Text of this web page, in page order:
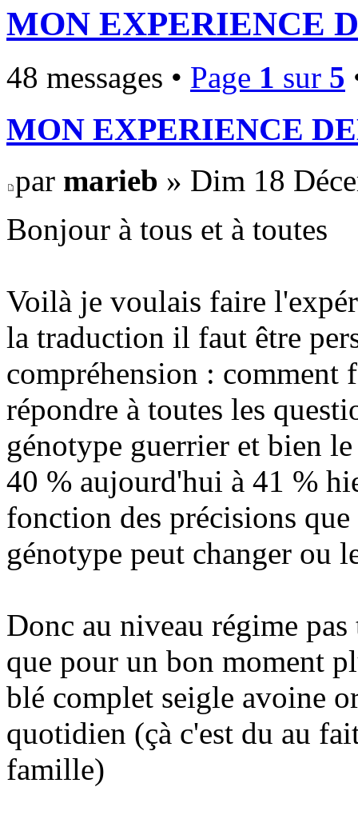
MON EXPERIENCE
48 messages • Page 1 sur 5
MON EXPERIENCE
par marieb » Dim 18
Bonjour à tous et à toutes
Voilà je voulais faire
la traduction il faut être
compréhension : comment
répondre à toutes les
génotype guerrier et bien
40 % aujourd'hui à 41 %
fonction des précisions
génotype peut changer ou
Donc au niveau régime
que pour un bon moment
blé complet seigle avoine
quotidien (çà c'est du au
famille)